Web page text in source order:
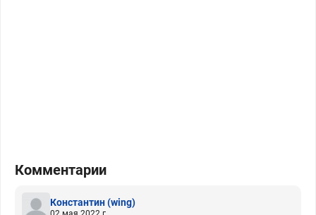
Комментарии
Константин(wing)